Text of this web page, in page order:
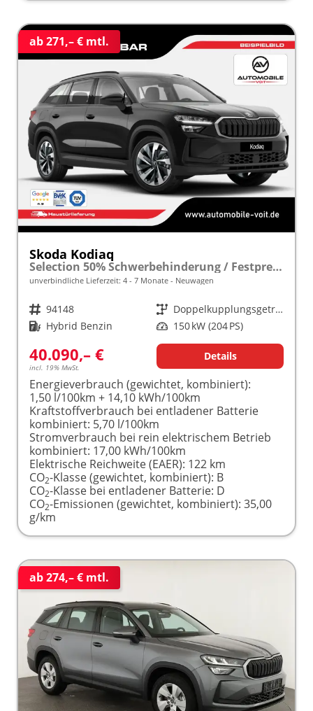
ab 271,– € mtl.
Skoda Kodiaq
Selection 50% Schwerbehinderung / Festpreisgarantie* Modelljahr 1.5 TSI iV PLUG-IN-HYBRID 204PS DSG "Sonderangebot bei Schwerbehinderung" frei konfigurierbar!
unverbindliche Lieferzeit: 4 - 7 Monate Neuwagen
Fahrzeugnr. 94148 Getriebe
Doppelkupplungsgetriebe (DSG)
Kraftstoff Hybrid Benzin Leistung 150 kW (204 PS)
40.090,– €
incl. 19% MwSt.
Details
Energieverbrauch (gewichtet, kombiniert):
1,50 l/100km + 14,10 kWh/100km
Kraftstoffverbrauch bei entladener Batterie
kombiniert: 5,70 l/100km
Stromverbrauch bei rein elektrischem Betrieb
kombiniert: 17,00 kWh/100km
Elektrische Reichweite (EAER): 122 km
CO2-Klasse (gewichtet, kombiniert): B
CO2-Klasse bei entladener Batterie: D
CO2-Emissionen (gewichtet, kombiniert): 35,00
g/km
ab 274,– € mtl.